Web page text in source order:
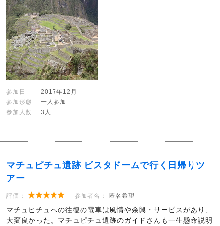
参加日
2017年12月
参加形態
一人参加
参加人数
3人
マチュピチュ遺跡 ビスタドームで行く日帰りツ
アー
評価： 参加者名： 匿名希望
マチュピチュへの往復の電車は風情や余興・サービスがあり、
大変良かった。マチュピチュ遺跡のガイドさんも一生懸命説明